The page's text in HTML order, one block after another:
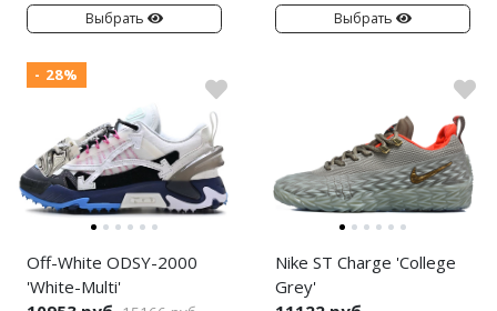
Выбрать Выбрать
- 28%
Off-White ODSY-2000
'White-Multi'
Nike ST Charge 'College
Grey'